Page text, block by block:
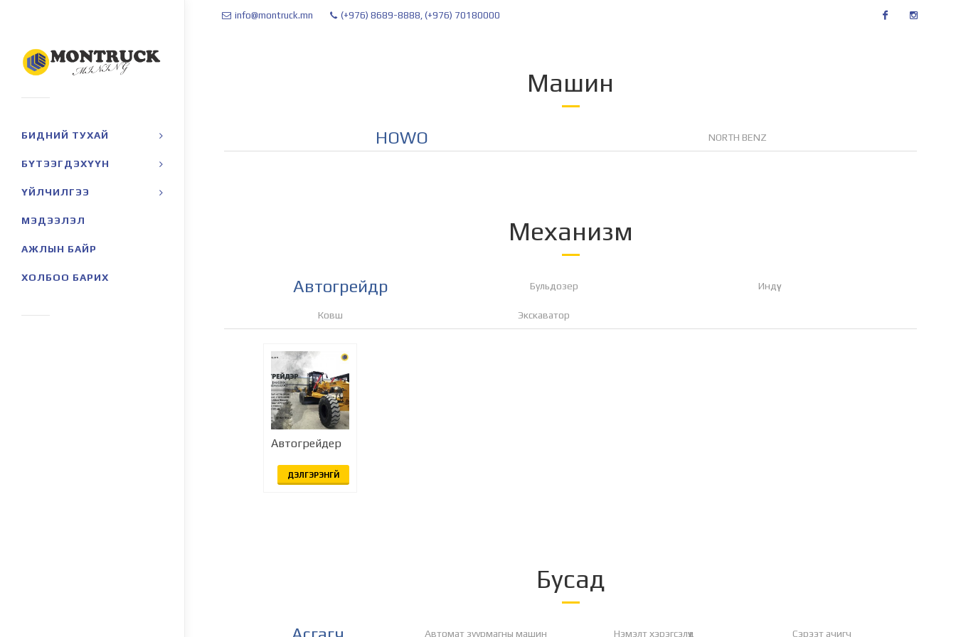
info@montruck.mn (+976) 8689-8888, (+976) 70180000
БИДНИЙ ТУХАЙ
БҮТЭЭГДЭХҮҮН
ҮЙЛЧИЛГЭЭ
МЭДЭЭЛЭЛ
АЖЛЫН БАЙР
ХОЛБОО БАРИХ
Машин
HOWO NORTH BENZ
Механизм
Автогрейдр Бульдозер Индүү
Ковш Экскаватор
Автогрейдер
ДЭЛГЭРЭНГҮЙ
Бусад
Автомат зуурмагны машин Нэмэлт хэрэгсэлүүд Сэрээт ачигч